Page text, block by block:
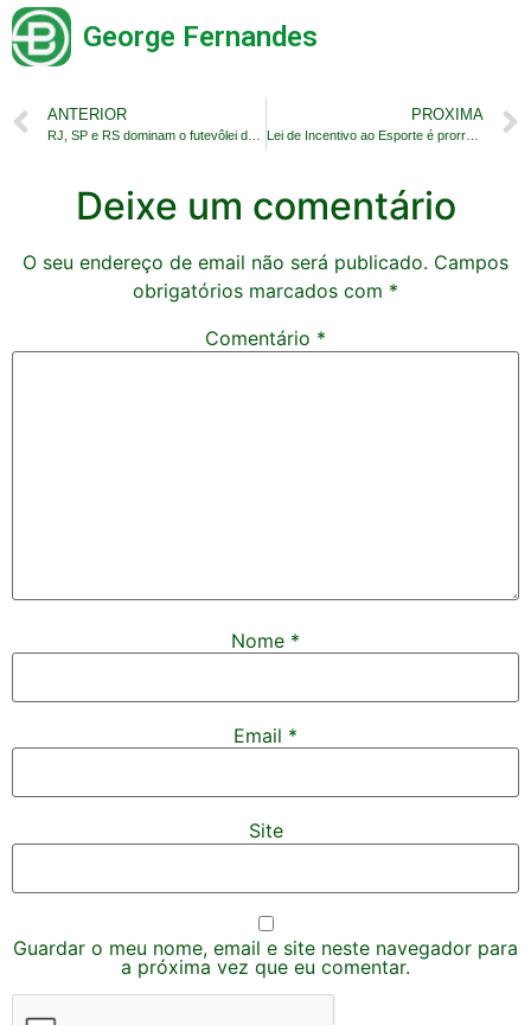
George Fernandes
ANTERIOR PROXIMA
Lei de Incentivo ao Esporte é prorrogada até 2027
Deixe um comentário
O seu endereço de email não será publicado. Campos
obrigatórios marcados com *
Comentário *
Nome *
Email *
Site
Guardar o meu nome, email e site neste navegador para
a próxima vez que eu comentar.